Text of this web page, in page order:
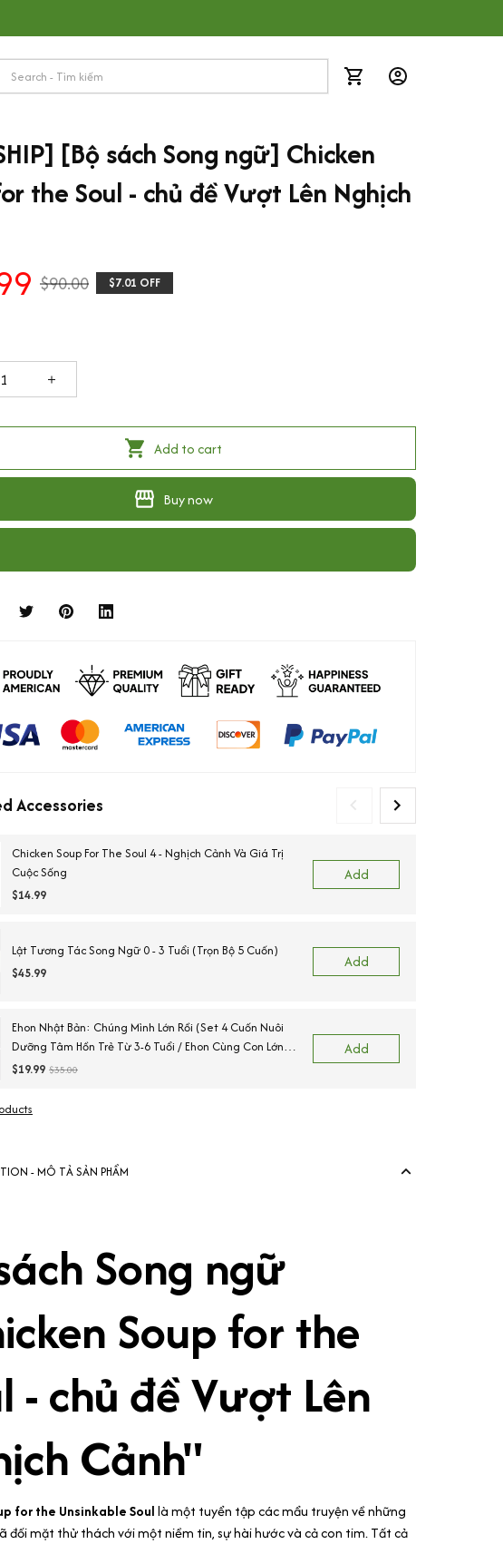
[Bộ sách Song ngữ] Chicken
the Soul - chủ đề Vượt Lên Nghịch
$90.00 $7.01 OFF
Add to cart
Buy now
Accessories
Chicken Soup For The Soul 4 - Nghịch Cảnh Và Giá Trị
Cuộc Sống
$14.99
Add
Lật Tương Tác Song Ngữ 0 - 3 Tuổi (Trọn Bộ 5 Cuốn)
$45.99
Add
Ehon Nhật Bản: Chúng Mình Lớn Rồi (Set 4 Cuốn Nuôi
Dưỡng Tâm Hồn Trẻ Từ 3-6 Tuổi / Ehon Cùng Con Lớn
Khôn)
$19.99 $35.00
Add
- MÔ TẢ SẢN PHẨM
Song ngữ
Soup for the
- chủ đề Vượt Lên
Cảnh"
for the Unsinkable Soullà một tuyển tập các mẩu truyện về những
đối mặt thử thách với một niềm tin, sự hài hước và cả con tim. Tất cả